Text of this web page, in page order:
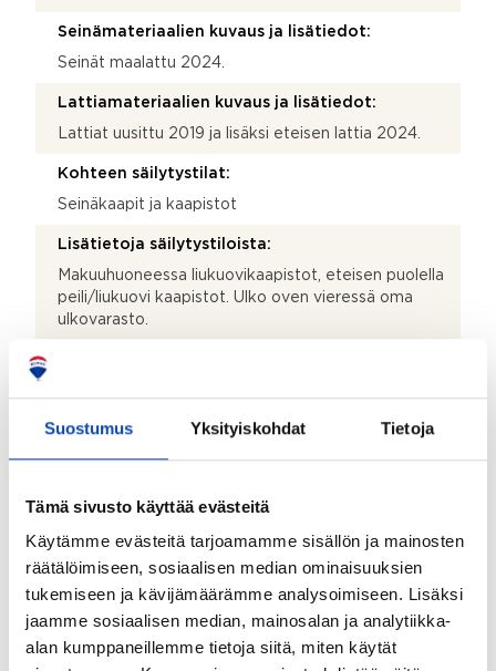
Suostumus Yksityiskohdat Tietoja
Tämä sivusto käyttää evästeitä
Käytämme evästeitä tarjoamamme sisällön ja mainosten
räätälöimiseen, sosiaalisen median ominaisuuksien
tukemiseen ja kävijämäärämme analysoimiseen. Lisäksi
jaamme sosiaalisen median, mainosalan ja analytiikka-
alan kumppaneillemme tietoja siitä, miten käytät
Seinämateriaalien kuvaus ja lisätiedot:
Seinät maalattu 2024.
Lattiamateriaalien kuvaus ja lisätiedot:
Lattiat uusittu 2019 ja lisäksi eteisen lattia 2024.
Kohteen säilytystilat:
Seinäkaapit ja kaapistot
Lisätietoja säilytystiloista:
Makuuhuoneessa liukuovikaapistot, eteisen puolella
peili/liukuovi kaapistot. Ulko oven vieressä oma
ulkovarasto.
Taloyhtiössä on antenni:
Kyllä
Kohde on liitetty tietoliikenneverkkoon:
Kyllä
Myyjän aikana huoneistoon tehdyt toimenpiteet:
Keittiö- ja lattiaremontti 2019 Purettu keittiö ja
asennettu uusi. Kodinkoneet, vesipisteet ja sähköt
pysyivät vanhoilla paikoilla. Keittiön ja olohuoneen